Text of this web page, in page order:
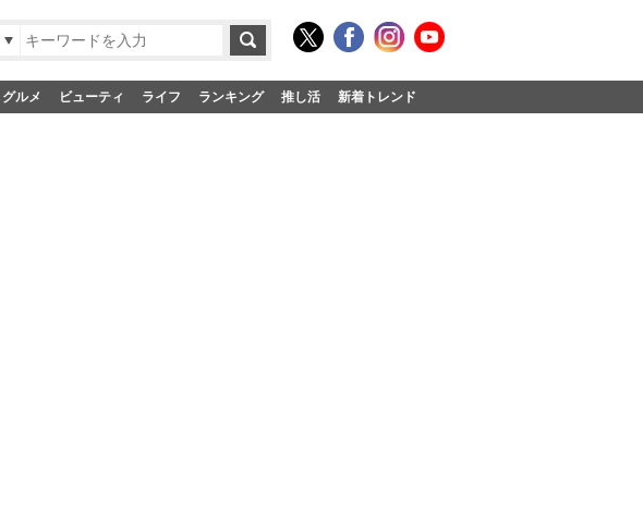
グルメ ビューティ ライフ ランキング 推し活 新着トレンド